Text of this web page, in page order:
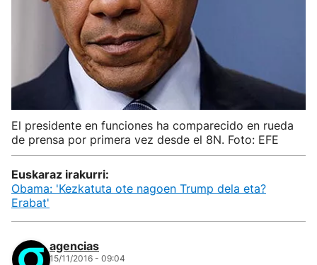
El presidente en funciones ha comparecido en rueda
de prensa por primera vez desde el 8N. Foto: EFE
Euskaraz irakurri:
Obama: 'Kezkatuta ote nagoen Trump dela eta?
Erabat'
agencias
15/11/2016 - 09:04